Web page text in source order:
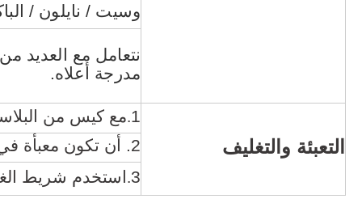
وسيت / نايلون /
نتعامل مع العديد
مدرجة أعلاه.
التعبئة والتغليف
1
.مع كيس من
2. أن تكون معبأة في علب كرتون.
3
. استخدم شريط